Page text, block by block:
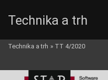
Technika a trh
Technika a trh » TT 4/2020